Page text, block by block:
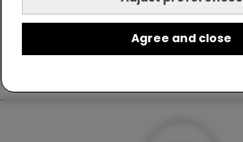
Agree and close